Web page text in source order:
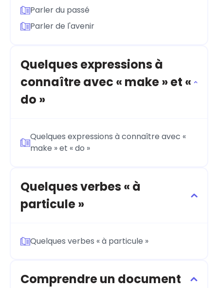
Parler du passé
Parler de l'avenir
Quelques expressions à
connaître avec « make » et «
do »
Quelques expressions à connaître avec «
make » et « do »
Quelques verbes « à
particule »
Quelques verbes « à particule »
Comprendre un document